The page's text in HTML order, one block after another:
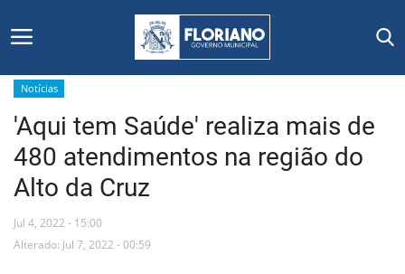
Início
Editais
Floriano
Notícias
'Aqui tem Saúde' realiza mais de
480 atendimentos na região do
Alto da Cruz
Jul 4, 2022 - 15:00
Alterado: Jul 7, 2022 - 00:59